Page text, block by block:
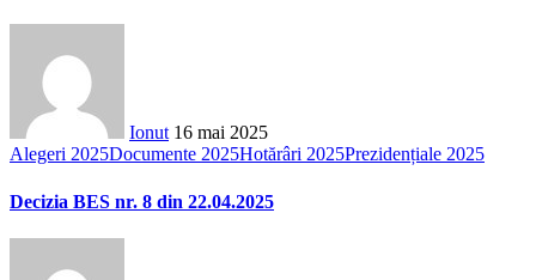
Ionut 16 mai 2025
Alegeri 2025Documente 2025Hotărâri 2025Prezidențiale 2025
Decizia BES nr. 8 din 22.04.2025